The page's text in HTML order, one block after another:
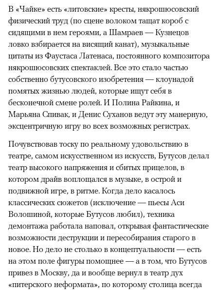
В «Чайке» есть «литовские» кресты, някрошюсовский
физический труд (по сцене волоком тащат короб с
сидящими в нем героями, а Шамраев — Кузнецов
ловко взбирается на висящий канат), музыкальные
цитаты из Фаустаса Латенаса, постоянного композитора
някрошюсовских спектаклей. Все это стало частью
собственно бутусовского изобретения — клоунадой
помятых жизнью людей, которые ищут себя в
бесконечной смене ролей. И Полина Райкина, и
Марьяна Спивак, и Денис Суханов ведут эту манерную,
эксцентричную игру во всех возможных регистрах.
Почувствовав тоску по реальному удовольствию в
театре, самом искусственном из искусств, Бутусов делал
театр высокого напряжения и сбитых прицелов, в
котором драйв воплощался в музыке, в острой и
подвижной игре, в ритме. Когда дело касалось
классических сюжетов (исключение — пьесы Аси
Волошиной, которые Бутусов любил), техника
демонтажа работала наповал, открывая фантастические
возможности деструкции и пересобирания старого в
новое. Но дело не столько в концептуальности — есть
на этом поле фигуры помощнее — а в том, что Бутусов
привез в Москву, да и вообще вернул в театр дух
«питерского неформата», по которому столица всегда